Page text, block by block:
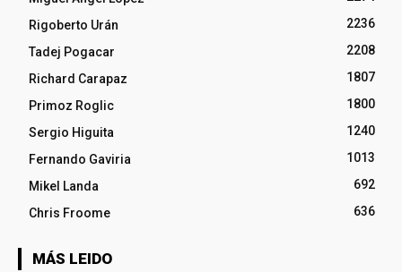
Rigoberto Urán
2236
Tadej Pogacar
2208
Richard Carapaz
1807
Primoz Roglic
1800
Sergio Higuita
1240
Fernando Gaviria
1013
Mikel Landa
692
Chris Froome
636
MÁS LEIDO